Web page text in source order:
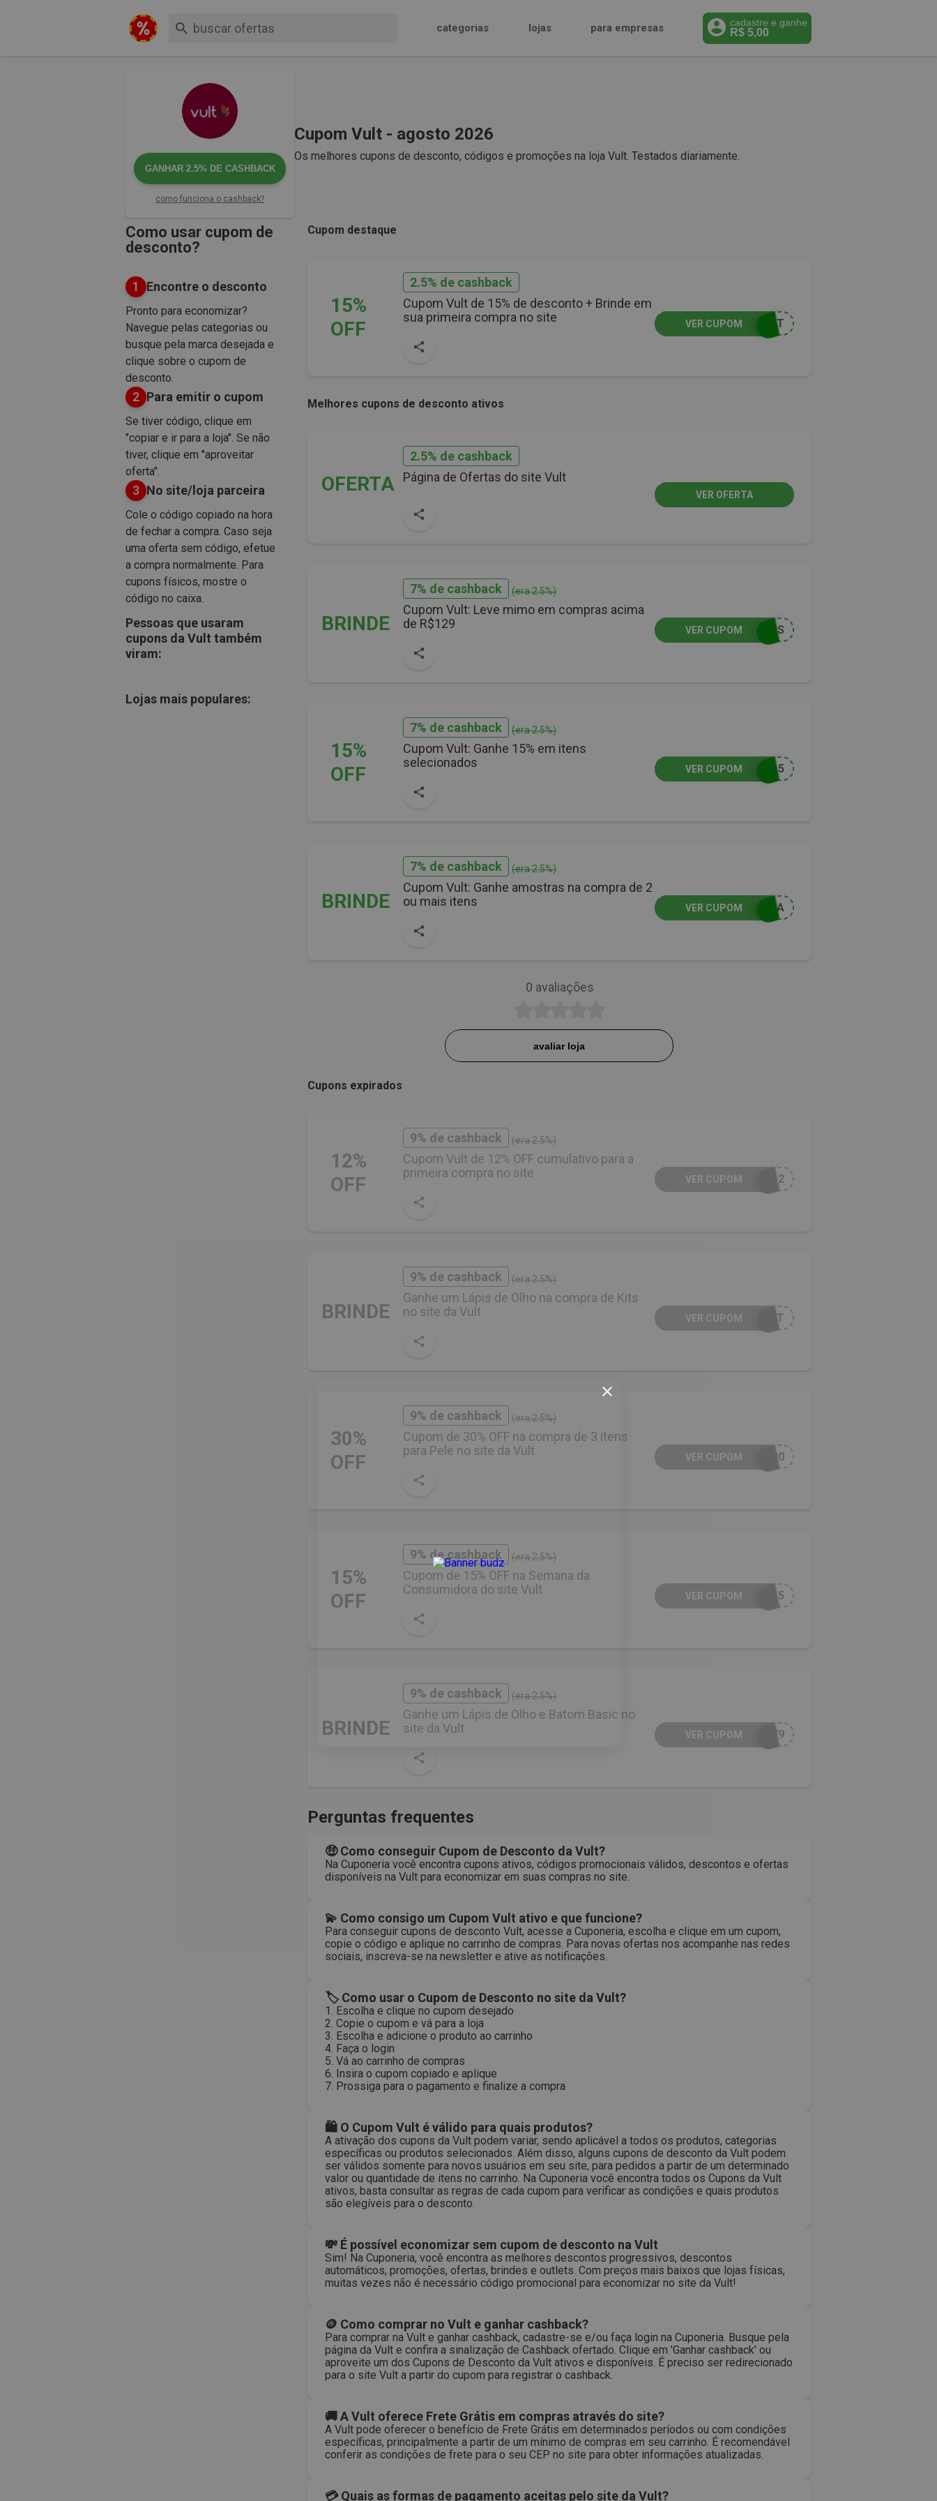
categorias lojas para empresas cadastre e ganhe
R$ 5,00
GANHAR 2.5% DE CASHBACK
como funciona o cashback?
Cupom Vult - agosto 2026
Os melhores cupons de desconto, códigos e promoções na loja Vult. Testados diariamente.
Como usar cupom de
desconto?
1 Encontre o desconto
Pronto para economizar?
Navegue pelas categorias ou
busque pela marca desejada e
clique sobre o cupom de
desconto.
2 Para emitir o cupom
Se tiver código, clique em
"copiar e ir para a loja". Se não
tiver, clique em "aproveitar
oferta".
3 No site/loja parceira
Cole o código copiado na hora
de fechar a compra. Caso seja
uma oferta sem código, efetue
a compra normalmente. Para
cupons físicos, mostre o
código no caixa.
Pessoas que usaram
cupons da Vult também
viram:
Lojas mais populares:
Cupom destaque
15%
OFF
2.5% de cashback
Cupom Vult de 15% de desconto + Brinde em
sua primeira compra no site
ULT
VER CUPOM
Melhores cupons de desconto ativos
OFERTA
2.5% de cashback
Página de Ofertas do site Vult
VER OFERTA
BRINDE
7% de cashback (era 2.5%)
Cupom Vult: Leve mimo em compras acima
de R$129
LOS
VER CUPOM
15%
OFF
7% de cashback (era 2.5%)
Cupom Vult: Ganhe 15% em itens
selecionados
O15
VER CUPOM
BRINDE
7% de cashback (era 2.5%)
Cupom Vult: Ganhe amostras na compra de 2
ou mais itens
TRA
VER CUPOM
0 avaliações
avaliar loja
Cupons expirados
12%
OFF
9% de cashback (era 2.5%)
Cupom Vult de 12% OFF cumulativo para a
primeira compra no site
T12
VER CUPOM
BRINDE
9% de cashback (era 2.5%)
Ganhe um Lápis de Olho na compra de Kits
no site da Vult
ULT
VER CUPOM
30%
OFF
9% de cashback (era 2.5%)
Cupom de 30% OFF na compra de 3 itens
para Pele no site da Vult
S30
VER CUPOM
15%
OFF
9% de cashback (era 2.5%)
Cupom de 15% OFF na Semana da
Consumidora do site Vult
E15
VER CUPOM
BRINDE
9% de cashback (era 2.5%)
Ganhe um Lápis de Olho e Batom Basic no
site da Vult
T79
VER CUPOM
Perguntas frequentes
🤑 Como conseguir Cupom de Desconto da Vult?
Na Cuponeria você encontra cupons ativos, códigos promocionais válidos, descontos e ofertas
disponíveis na Vult para economizar em suas compras no site.
💫 Como consigo um Cupom Vult ativo e que funcione?
Para conseguir cupons de desconto Vult, acesse a Cuponeria, escolha e clique em um cupom,
copie o código e aplique no carrinho de compras. Para novas ofertas nos acompanhe nas redes
sociais, inscreva-se na newsletter e ative as notificações.
🏷 Como usar o Cupom de Desconto no site da Vult?
1. Escolha e clique no cupom desejado
2. Copie o cupom e vá para a loja
3. Escolha e adicione o produto ao carrinho
4. Faça o login
5. Vá ao carrinho de compras
6. Insira o cupom copiado e aplique
7. Prossiga para o pagamento e finalize a compra
🛍 O Cupom Vult é válido para quais produtos?
A ativação dos cupons da Vult podem variar, sendo aplicável a todos os produtos, categorias
específicas ou produtos selecionados. Além disso, alguns cupons de desconto da Vult podem
ser válidos somente para novos usuários em seu site, para pedidos a partir de um determinado
valor ou quantidade de itens no carrinho. Na Cuponeria você encontra todos os Cupons da Vult
ativos, basta consultar as regras de cada cupom para verificar as condições e quais produtos
são elegíveis para o desconto.
💸 É possível economizar sem cupom de desconto na Vult
Sim! Na Cuponeria, você encontra as melhores descontos progressivos, descontos
automáticos, promoções, ofertas, brindes e outlets. Com preços mais baixos que lojas físicas,
muitas vezes não é necessário código promocional para economizar no site da Vult!
🪙 Como comprar no Vult e ganhar cashback?
Para comprar na Vult e ganhar cashback, cadastre-se e/ou faça login na Cuponeria. Busque pela
página da Vult e confira a sinalização de Cashback ofertado. Clique em 'Ganhar cashback' ou
aproveite um dos Cupons de Desconto da Vult ativos e disponíveis. É preciso ser redirecionado
para o site Vult a partir do cupom para registrar o cashback.
🚚 A Vult oferece Frete Grátis em compras através do site?
A Vult pode oferecer o benefício de Frete Grátis em determinados períodos ou com condições
específicas, principalmente a partir de um mínimo de compras em seu carrinho. É recomendável
conferir as condições de frete para o seu CEP no site para obter informações atualizadas.
💳 Quais as formas de pagamento aceitas pelo site da Vult?